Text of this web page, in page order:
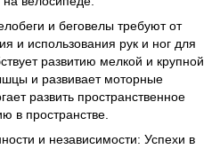
и беговелы требуют от
и использования рук и ног для
развитию мелкой и крупной
и развивает моторные
развить пространственное
в пространстве.
и независимости: Успехи в